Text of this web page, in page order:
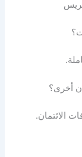
أخرى؟
الائتمان.